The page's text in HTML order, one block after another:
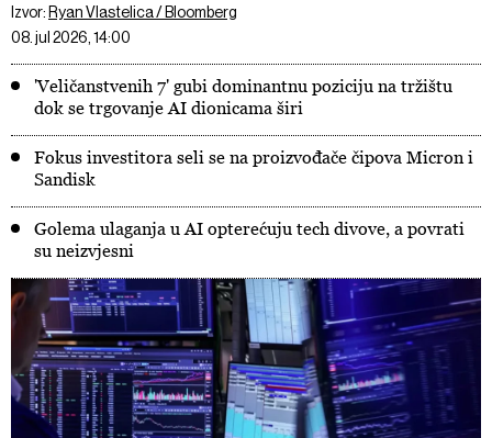
Izvor: Ryan Vlastelica / Bloomberg
08. jul 2026, 14:00
'Veličanstvenih 7' gubi dominantnu poziciju na tržištu
dok se trgovanje AI dionicama širi
Fokus investitora seli se na proizvođače čipova Micron i
Sandisk
Golema ulaganja u AI opterećuju tech divove, a povrati
su neizvjesni